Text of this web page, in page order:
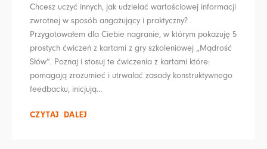
Chcesz uczyć innych, jak udzielać wartościowej informacji
zwrotnej w sposób angażujący i praktyczny?
Przygotowałem dla Ciebie nagranie, w którym pokazuję 5
prostych ćwiczeń z kartami z gry szkoleniowej „Mądrość
Słów”. Poznaj i stosuj te ćwiczenia z kartami które:
pomagają zrozumieć i utrwalać zasady konstruktywnego
feedbacku, inicjują...
CZYTAJ DALEJ